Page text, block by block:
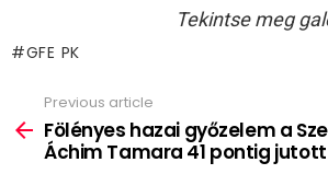
Tekintse meg
GFE PK
more
Previous article
Fölényes hazai győzelem a
Áchim Tamara 41 pontig jutott